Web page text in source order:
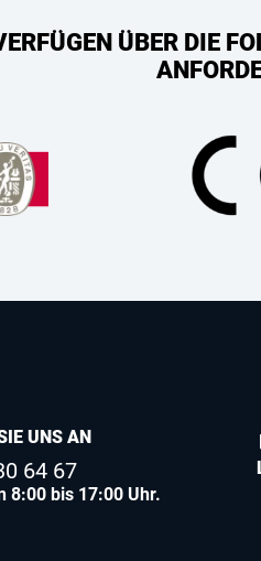
ÜBER DIE
UNS AN
64 67
8:00 bis 17:00 Uhr.